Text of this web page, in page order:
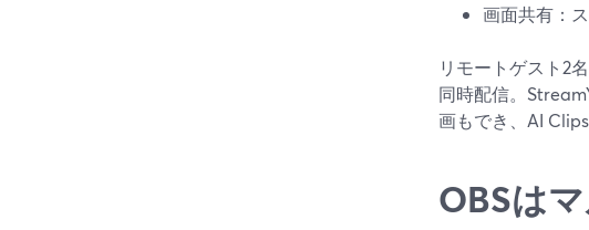
画面共有：
リモートゲスト2
同時配信。
画もでき、AI
OBSは